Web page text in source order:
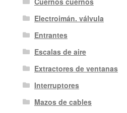
Electroimán. válvula
Entrantes
Escalas de aire
Extractores de ventanas
Interruptores
Mazos de cables